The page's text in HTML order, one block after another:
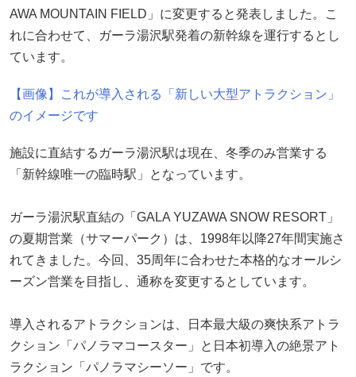
AWA MOUNTAIN FIELD」に変更すると発表しました。こ
れに合わせて、ガーラ湯沢駅発着の新幹線を運行するとし
ています。
【画像】これが導入される「新しい大型アトラクション」
のイメージです
施設に直結するガーラ湯沢駅は現在、冬季のみ営業する
「新幹線唯一の臨時駅」となっています。
ガーラ湯沢駅直結の「GALA YUZAWA SNOW RESORT」
の夏期営業（サマーパーク）は、1998年以降27年間実施さ
れてきました。今回、35周年に合わせた本格的なオールシ
ーズン営業を目指し、通称を変更するとしています。
導入されるアトラクションは、日本最大級の爽快系アトラ
クション「パノラマコースター」と日本初導入の絶景アト
ラクション「パノラマシーソー」です。